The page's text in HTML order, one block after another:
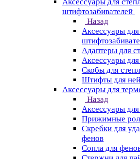
штифтозабивателей
Назад
Аксессуары
Адаптеры для
Аксессуары
Скобы для
Штифты для
Аксессуары для
Назад
Аксессуары
Прижимные
Скребки для
фенов
Сопла для